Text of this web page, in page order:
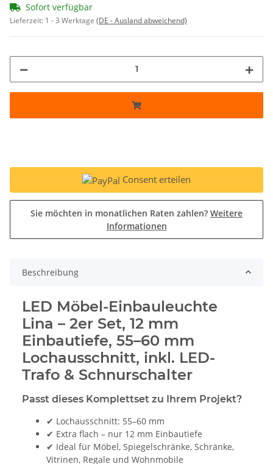
Sofort verfügbar
Lieferzeit: 1 - 3 Werktage (DE - Ausland abweichend)
Consent erteilen
Sie möchten in monatlichen Raten zahlen? Weitere
Informationen
Beschreibung
LED Möbel-Einbauleuchte
Lina – 2er Set, 12 mm
Einbautiefe, 55–60 mm
Lochausschnitt, inkl. LED-
Trafo & Schnurschalter
Passt dieses Komplettset zu Ihrem Projekt?
✔ Lochausschnitt: 55–60 mm
✔ Extra flach – nur 12 mm Einbautiefe
✔ Ideal für Möbel, Spiegelschränke, Schränke,
Vitrinen, Regale und Wohnmobile